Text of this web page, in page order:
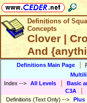
Definitions of
Concepts
Clover |
And
Definitions Main Page
Index --> All Levels Basic
C3A
Definitions (Text Only) --> Plus